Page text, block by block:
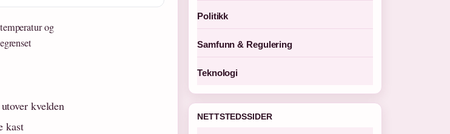
og
kvelden
kast
Politikk
Samfunn & Regulering
Teknologi
NETTSTEDSSIDER